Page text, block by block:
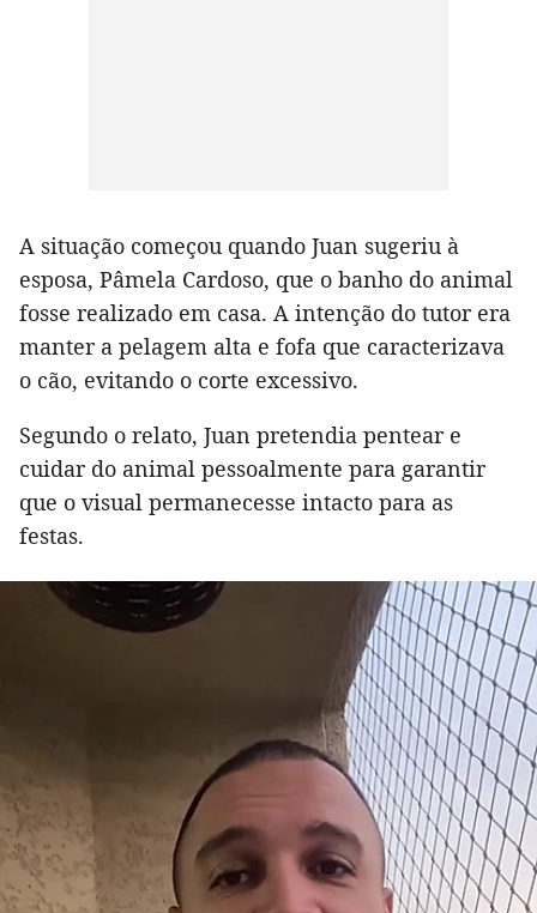
A situação começou quando Juan sugeriu à
esposa, Pâmela Cardoso, que o banho do animal
fosse realizado em casa. A intenção do tutor era
manter a pelagem alta e fofa que caracterizava
o cão, evitando o corte excessivo.
Segundo o relato, Juan pretendia pentear e
cuidar do animal pessoalmente para garantir
que o visual permanecesse intacto para as
festas.